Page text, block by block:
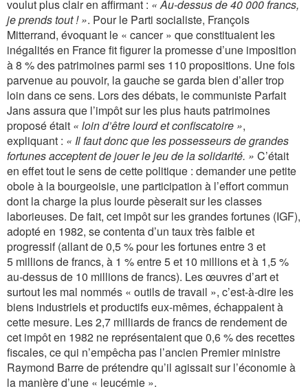
voulut plus clair en affirmant : « Au-dessus de 40 000 francs,
je prends tout ! ». Pour le Parti socialiste, François
Mitterrand, évoquant le « cancer » que constituaient les
inégalités en France fit figurer la promesse d’une imposition
à 8 % des patrimoines parmi ses 110 propositions. Une fois
parvenue au pouvoir, la gauche se garda bien d’aller trop
loin dans ce sens. Lors des débats, le communiste Parfait
Jans assura que l’impôt sur les plus hauts patrimoines
proposé était « loin d’être lourd et confiscatoire »,
expliquant : « Il faut donc que les possesseurs de grandes
fortunes acceptent de jouer le jeu de la solidarité. » C’était
en effet tout le sens de cette politique : demander une petite
obole à la bourgeoisie, une participation à l’effort commun
dont la charge la plus lourde pèserait sur les classes
laborieuses. De fait, cet impôt sur les grandes fortunes (IGF),
adopté en 1982, se contenta d’un taux très faible et
progressif (allant de 0,5 % pour les fortunes entre 3 et
5 millions de francs, à 1 % entre 5 et 10 millions et à 1,5 %
au-dessus de 10 millions de francs). Les œuvres d’art et
surtout les mal nommés « outils de travail », c’est-à-dire les
biens industriels et productifs eux-mêmes, échappaient à
cette mesure. Les 2,7 milliards de francs de rendement de
cet impôt en 1982 ne représentaient que 0,6 % des recettes
fiscales, ce qui n’empêcha pas l’ancien Premier ministre
Raymond Barre de prétendre qu’il agissait sur l’économie à
la manière d’une « leucémie ».